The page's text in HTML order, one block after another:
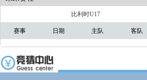
比利时U17
赛事 日期 主队 客队